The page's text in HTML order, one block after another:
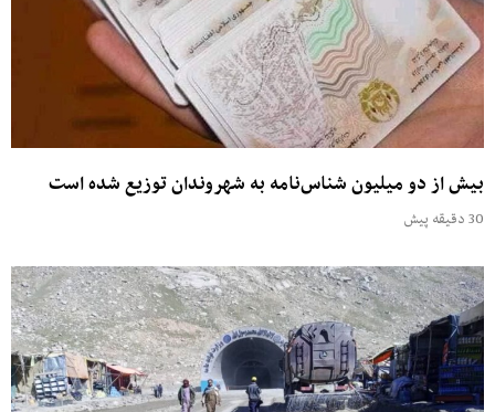
بیش از دو میلیون شناس‌نامه‌ به شهروندان توزیع شده است
30 دقیقه پیش